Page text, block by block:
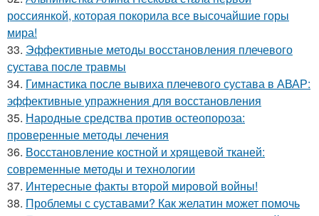
россиянкой, которая покорила все высочайшие горы
мира!
33. Эффективные методы восстановления плечевого
сустава после травмы
34. Гимнастика после вывиха плечевого сустава в АВАР:
эффективные упражнения для восстановления
35. Народные средства против остеопороза:
проверенные методы лечения
36. Восстановление костной и хрящевой тканей:
современные методы и технологии
37. Интересные факты второй мировой войны!
38. Проблемы с суставами? Как желатин может помочь